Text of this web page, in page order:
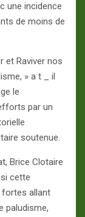
une incidence
de moins de
et Raviver nos
» a t _ il
le
par un
soutenue.
Brice Clotaire
cette
fortes allant
paludisme,